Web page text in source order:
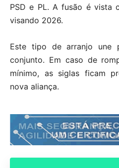
PSD e PL. A fusão é vista
visando 2026.
Este tipo de arranjo une
conjunto. Em caso de
mínimo, as siglas ficam
nova aliança.